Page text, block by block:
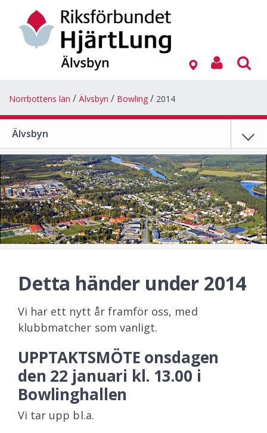
Norrbottens län Älvsbyn Bowling 2014
Älvsbyn
Detta händer under 2014
Vi har ett nytt år framför oss, med
klubbmatcher som vanligt.
UPPTAKTSMÖTE onsdagen
den 22 januari kl. 13.00 i
Bowlinghallen
Vi tar upp bl.a.